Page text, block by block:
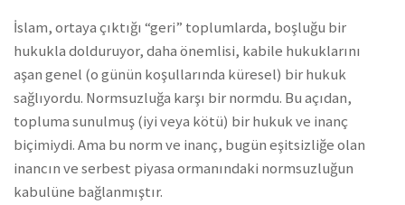
İslam, ortaya çıktığı “geri” toplumlarda, boşluğu bir
hukukla dolduruyor, daha önemlisi, kabile hukuklarını
aşan genel (o günün koşullarında küresel) bir hukuk
sağlıyordu. Normsuzluğa karşı bir normdu. Bu açıdan,
topluma sunulmuş (iyi veya kötü) bir hukuk ve inanç
biçimiydi. Ama bu norm ve inanç, bugün eşitsizliğe olan
inancın ve serbest piyasa ormanındaki normsuzluğun
kabulüne bağlanmıştır.